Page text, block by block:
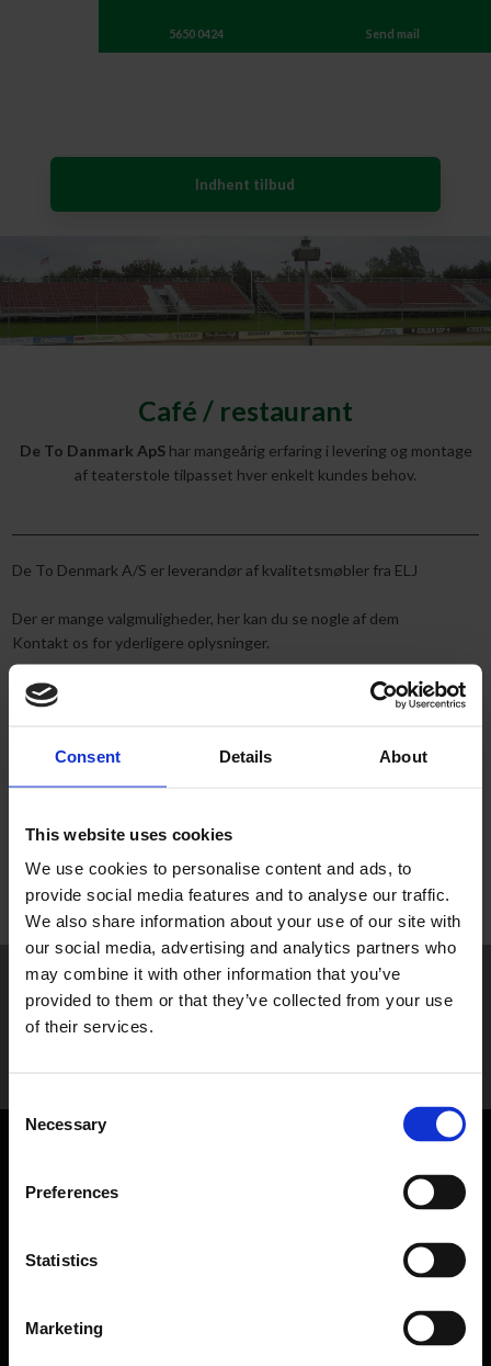
Consent Details About
This website uses cookies
We use cookies to personalise content and ads, to
provide social media features and to analyse our traffic.
We also share information about your use of our site with
our social media, advertising and analytics partners who
may combine it with other information that you’ve
provided to them or that they’ve collected from your use
of their services.
Selection
Necessary
Preferences
Statistics
Marketing
Indhent tilbud
5650 0424 Send mail
Café / restaurant
De To Danmark ApShar mangeårig erfaring i levering og montage
af teaterstole tilpasset hver enkelt kundes behov.
De To Denmark A/S er leverandør af kvalitetsmøbler fra ELJ
Der er mange valgmuligheder, her kan du se nogle af dem
Konta​kt os for yderligere oplysninger.​
Kontakt os
Kontakt os endeligt, så vender vi tilbage hurtigts muligt.